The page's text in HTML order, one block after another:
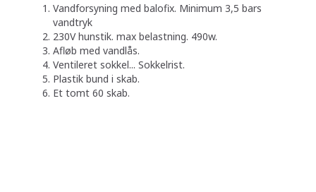
Vandforsyning med balofix. Minimum 3,5 bars
vandtryk
230V hunstik. max belastning. 490w.
Afløb med vandlås.
Ventileret sokkel... Sokkelrist.
Plastik bund i skab.
Et tomt 60 skab.